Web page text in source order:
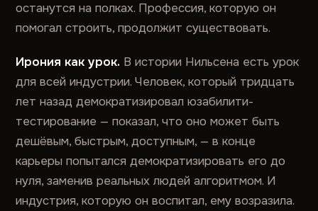
останутся на полках. Профессия, которую он
помогал строить, продолжит существовать.
Ирония как урок. В истории Нильсена есть урок
для всей индустрии. Человек, который тридцать
лет назад демократизировал юзабилити-
тестирование — показал, что оно может быть
дешёвым, быстрым, доступным, — в конце
карьеры попытался демократизировать его до
нуля, заменив реальных людей алгоритмом. И
индустрия, которую он воспитал, ему возразила.